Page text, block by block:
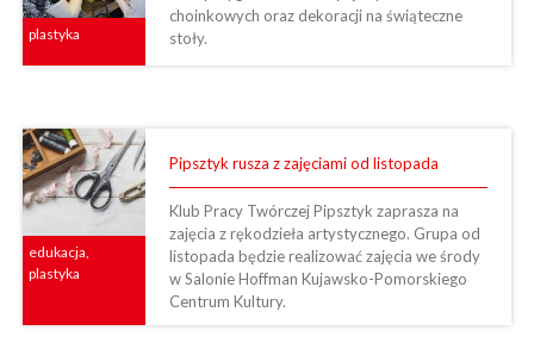
plastyka
choinkowych oraz dekoracji na świąteczne
stoły.
edukacja,
plastyka
Pipsztyk rusza z zajęciami od listopada
Klub Pracy Twórczej Pipsztyk zaprasza na
zajęcia z rękodzieła artystycznego. Grupa od
listopada będzie realizować zajęcia we środy
w Salonie Hoffman Kujawsko-Pomorskiego
Centrum Kultury.